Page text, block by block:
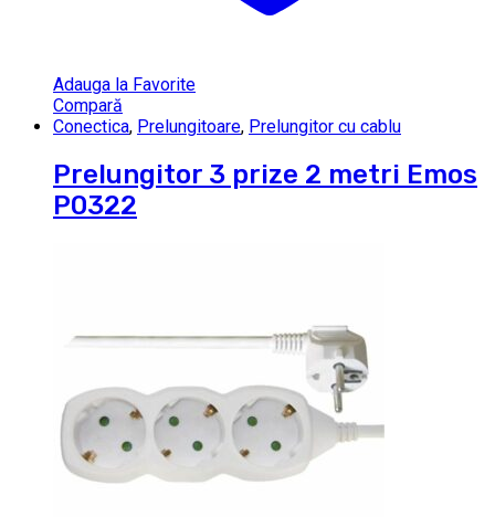
Adauga la Favorite
Compară
Conectica, Prelungitoare, Prelungitor cu cablu
Prelungitor 3 prize 2 metri Emos
P0322